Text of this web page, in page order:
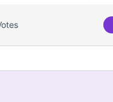
Comuns Digitals i DPG
Votes